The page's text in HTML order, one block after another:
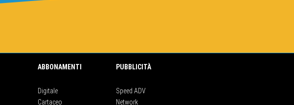
ABBONAMENTI
Digitale
Cartaceo
PUBBLICITÀ
Speed ADV
Network